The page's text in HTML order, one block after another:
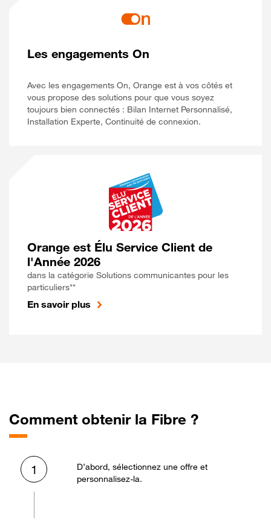
Les engagements On
Avec les engagements On, Orange est à vos côtés et
vous propose des solutions pour que vous soyez
toujours bien connectés : Bilan Internet Personnalisé,
Installation Experte, Continuité de connexion.
Orange est Élu Service Client de
l'Année 2026
dans la catégorie Solutions communicantes pour les
particuliers**
En savoir plus
Comment obtenir la Fibre ?
1
D’abord, sélectionnez une offre et
personnalisez-la.